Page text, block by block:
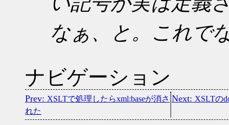
なぁ、と。これで
ナビゲーション
XSLTで処理したらxml:baseが消さ
れた
XSLTの